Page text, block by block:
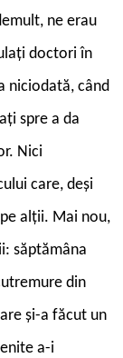
ne erau
doctori în
niciodată, când
spre a da
Nici
care, deși
alții. Mai nou,
săptămâna
din
și-a făcut un
a-i